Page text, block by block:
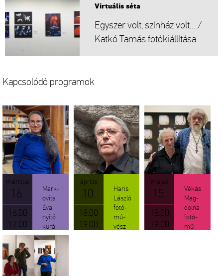
Vir­tu­á­lis séta
Egy­szer volt, szín­ház volt… /
Katkó Tamás fo­tó­ki­ál­lí­tá­sa
Kap­cso­ló­dó prog­ra­mok
már­ci­us
16.
16.00
17.00
Mark­
ovits
Éva
nyitó
ku­rá­
to­ri
tár­lat­
ve­ze­
té­se
Katkó
áp­ri­lis
10.
18.00
19.00
Haris
Lász­ló
fo­tó­
mű­
vész
május
15.
18.00
19.00
Vékás
Mag­
dol­na
fo­tó­
mű­